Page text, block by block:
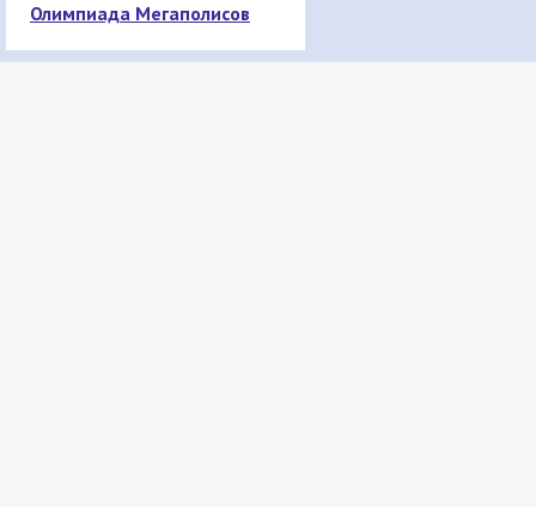
Олимпиада Мегаполисов